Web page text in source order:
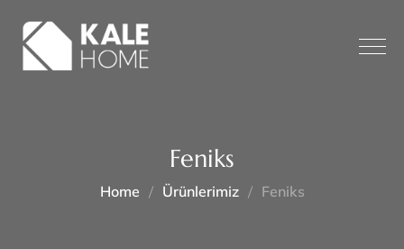
Feniks
Home Ürünlerimiz Feniks